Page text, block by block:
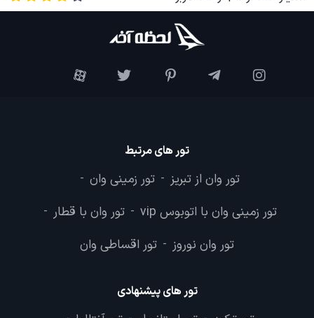
تور های مرتبط
تور وان از تبریز - تور زمینی وان -
تور زمینی وان با اتوبوس vip - تور وان با قطار -
تور وان نوروز - تور اقساطی وان
تور های پیشنهادی